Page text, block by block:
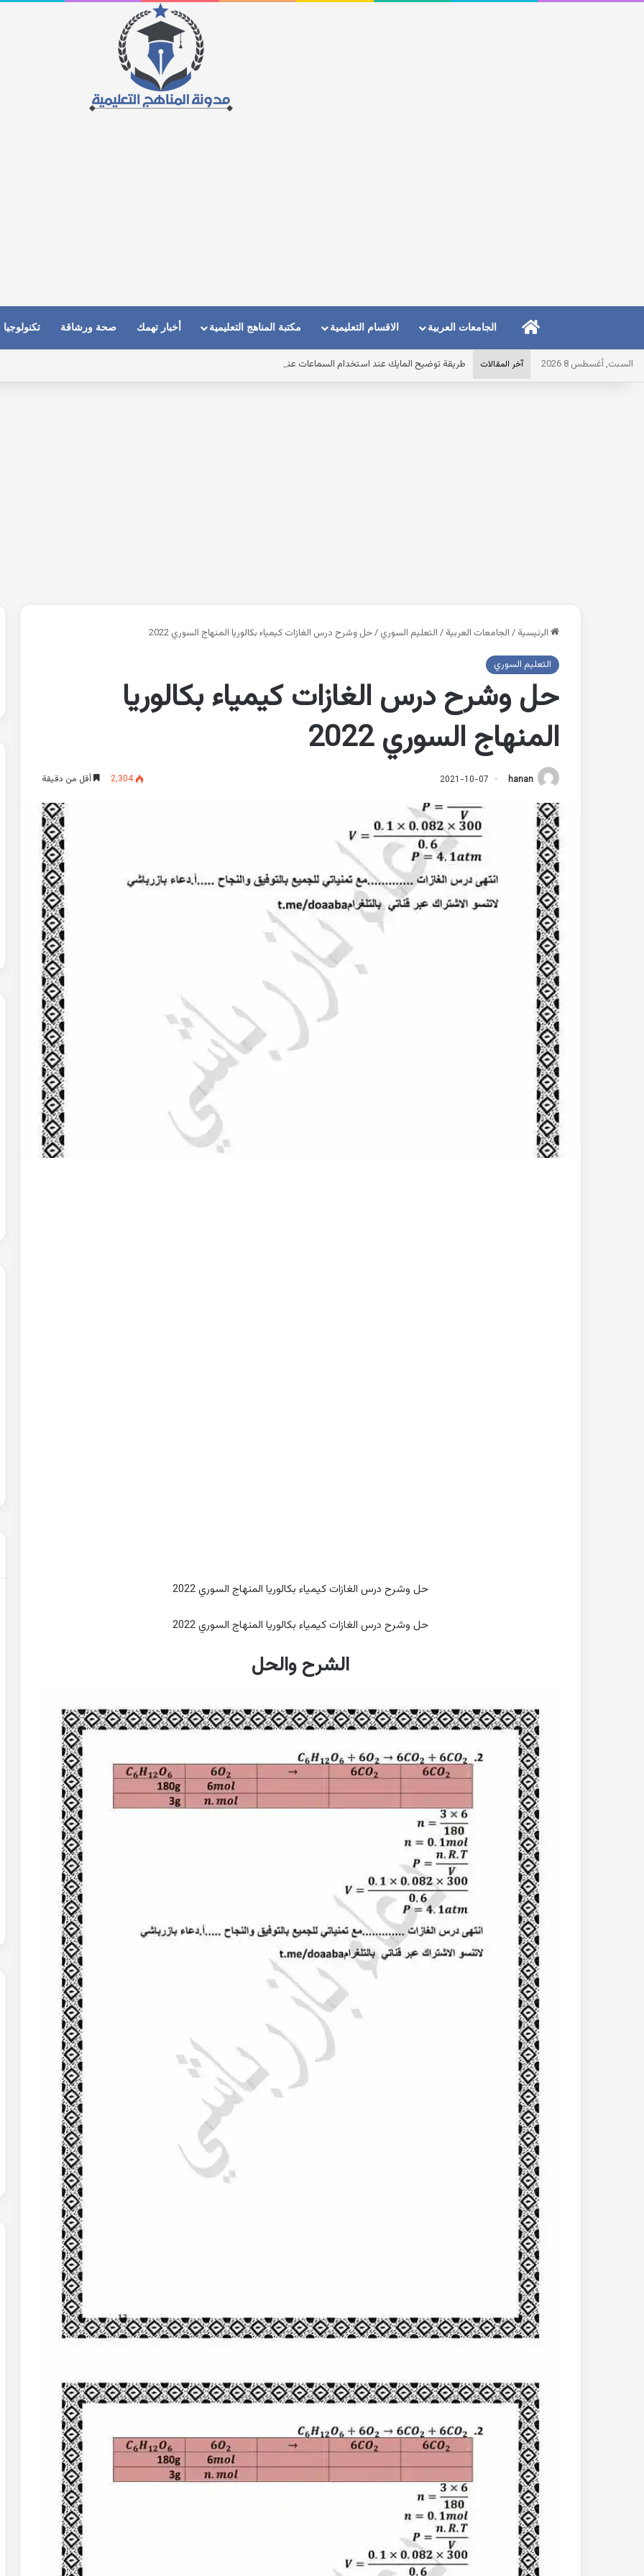
الرئيسيةالجامعات العربية الاقسام التعليمية مكتبة المناهج التعليمية أخبار تهمك صحة ورشاقة تكنولوجيا
السبت, أغسطس 8 2026 آخر المقالات طريقة توضيح المايك عند استخدام السماعات عندما يكون الصوت بعيد وقت المكالمات
الرئيسية / الجامعات العربية / التعليم السوري /حل وشرح درس الغازات كيمياء بكالوريا المنهاج السوري 2022
التعليم السوري
حل وشرح درس الغازات كيمياء بكالوريا
المنهاج السوري 2022
hanan
2021-10-07 2٬304 أقل من دقيقة
حل وشرح درس الغازات كيمياء بكالوريا المنهاج السوري 2022
حل وشرح درس الغازات كيمياء بكالوريا المنهاج السوري 2022
الشرح والحل